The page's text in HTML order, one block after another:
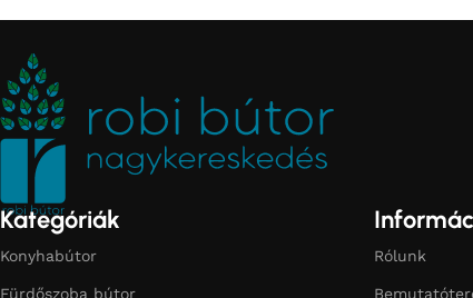
Kategóriák
Konyhabútor
Fürdőszoba bútor
Rólunk